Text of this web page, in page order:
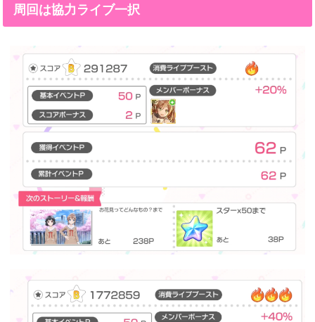
ポイント(イベントP)を獲得でき、貯まったポイントにつ
き豪華報酬やイベント限定ストーリーが解放されま
す。...
周回は協力ライブ一択